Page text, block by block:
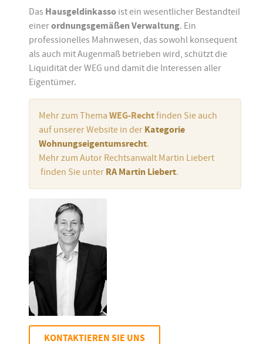
Das Hausgeldinkasso ist ein wesentlicher Bestandteil
einerordnungsgemäßen Verwaltung. Ein
professionelles Mahnwesen, das sowohl konsequent
als auch mit Augenmaß betrieben wird, schützt die
Liquidität der WEG und damit die Interessen aller
Eigentümer.
Mehr zum Thema WEG-Rechtfinden Sie auch
auf unserer Website in der Kategorie
Wohnungseigentumsrecht.
Mehr zum Autor Rechtsanwalt Martin Liebert
finden Sie unter RA Martin Liebert.
KONTAKTIEREN SIE UNS